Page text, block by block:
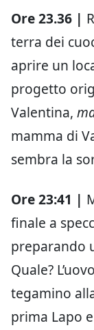
Ore 23.36 |
terra dei
aprire un
progetto
Valentina,
mamma di
sembra la
Ore 23:41 |
finale a
preparando
Quale?
tegamino
prima Lapo